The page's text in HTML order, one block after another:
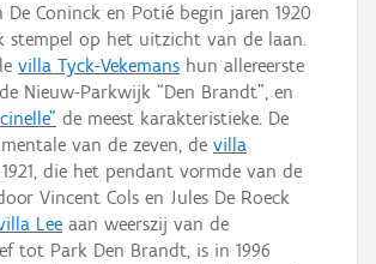
Coninck en Potié begin jaren 1920
stempel op het uitzicht van de laan.
villa Tyck-Vekemans hun allereerste
Nieuw-Parkwijk “Den Brandt”, en
de meest karakteristieke. De
van de zeven, de villa
die het pendant vormde van de
Vincent Cols en Jules De Roeck
Lee aan weerszij van de
tot Park Den Brandt, is in 1996